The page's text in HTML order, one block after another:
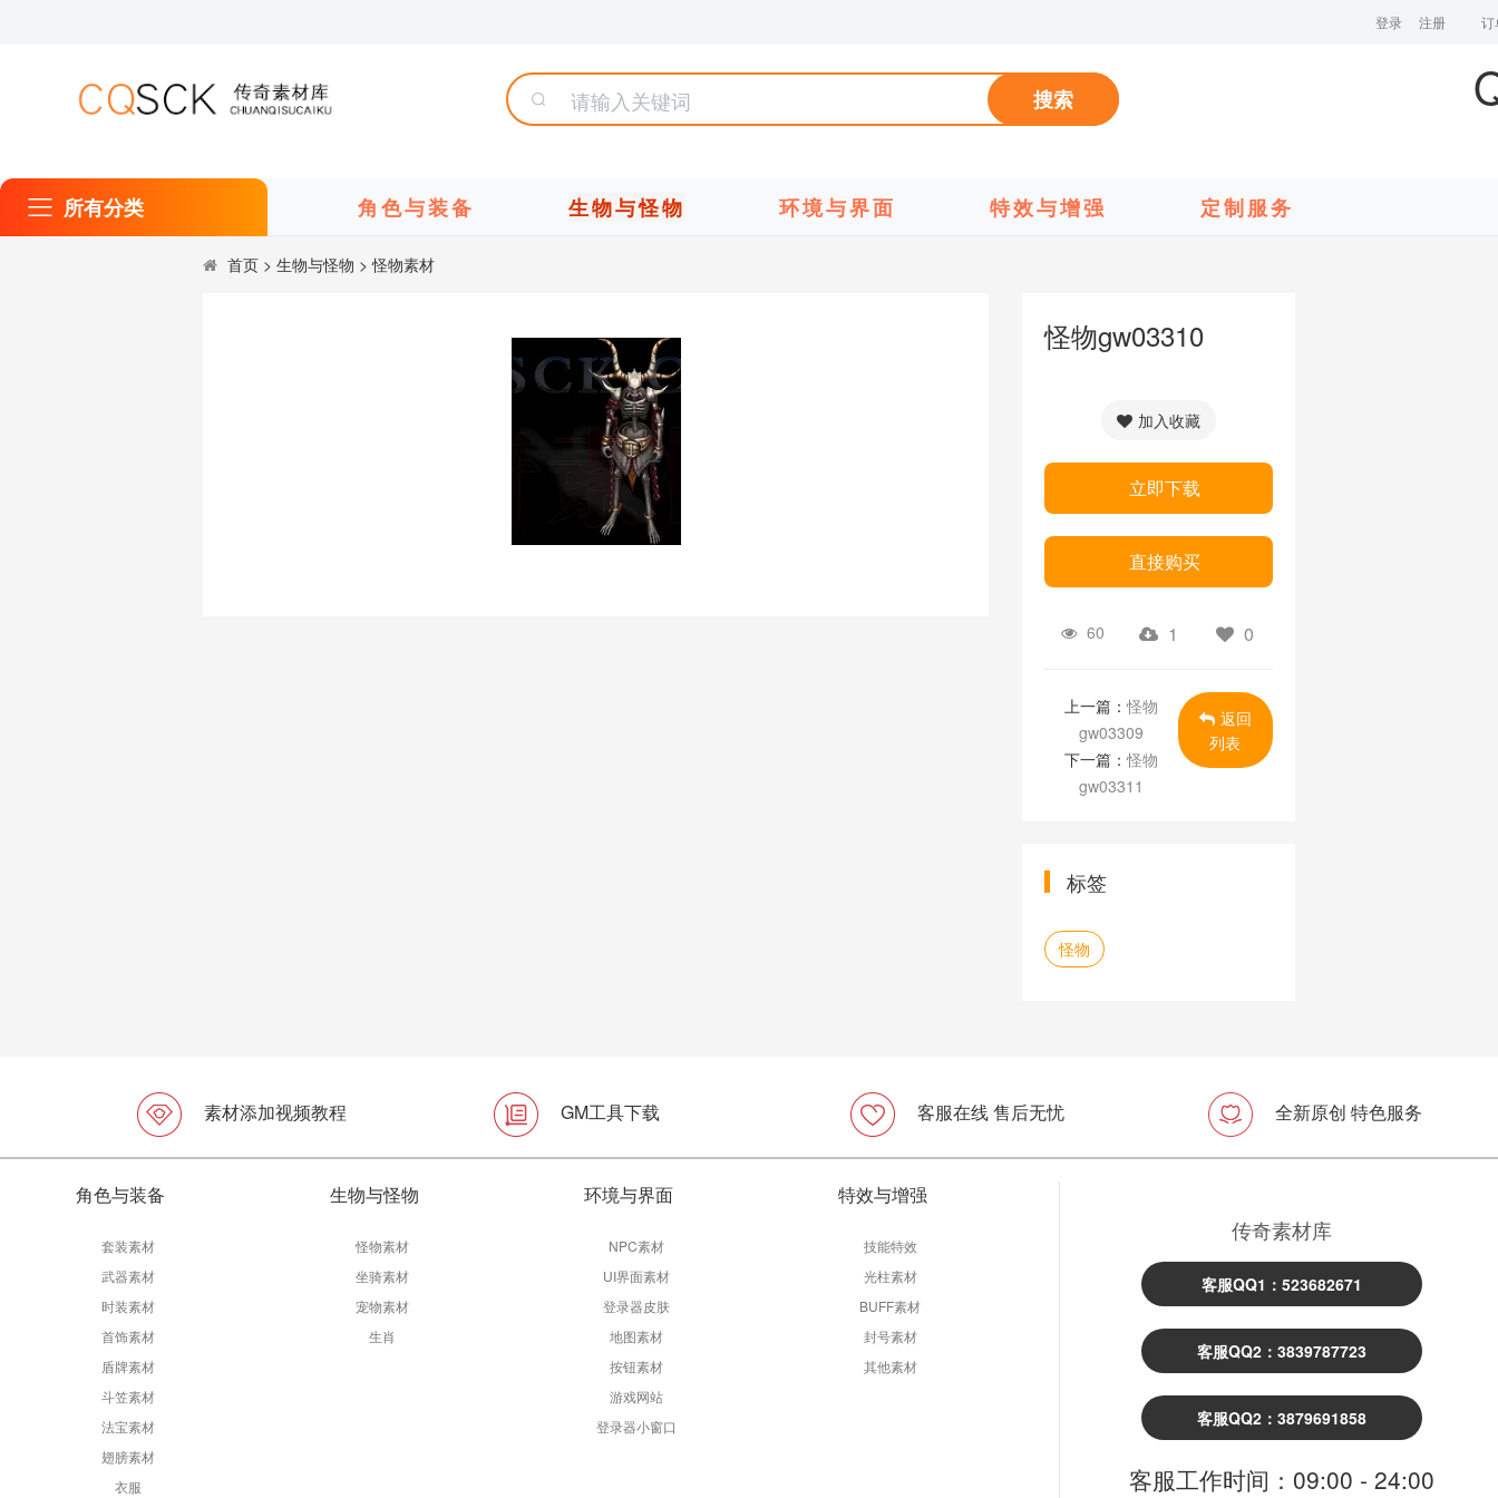
登录 注册 订
搜索
所有分类 角色与装备 生物与怪物 环境与界面 特效与增强 定制服务
首页 > 生物与怪物 >怪物素材
怪物gw03310
加入收藏
立即下载
直接购买
60 1 0
上一篇：怪物
gw03309
下一篇：怪物
gw03311
返回
列表
标签
怪物
素材添加视频教程 GM工具下载 客服在线 售后无忧 全新原创 特色服务
角色与装备
套装素材
武器素材
时装素材
首饰素材
盾牌素材
斗笠素材
法宝素材
翅膀素材
衣服
生物与怪物
怪物素材
坐骑素材
宠物素材
生肖
环境与界面
NPC素材
UI界面素材
登录器皮肤
地图素材
按钮素材
游戏网站
登录器小窗口
特效与增强
技能特效
光柱素材
BUFF素材
封号素材
其他素材
传奇素材库
客服QQ1：523682671
客服QQ2：3839787723
客服QQ2：3879691858
客服工作时间：09:00 - 24:00